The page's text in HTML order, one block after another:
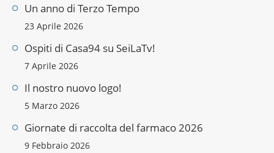
Un anno di Terzo Tempo
23 Aprile 2026
Ospiti di Casa94 su SeiLaTv!
7 Aprile 2026
Il nostro nuovo logo!
5 Marzo 2026
Giornate di raccolta del farmaco 2026
9 Febbraio 2026